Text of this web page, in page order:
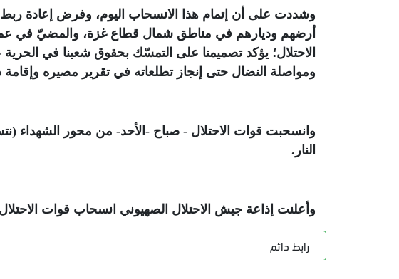
وشددت على أن إتمام هذا الانسحاب اليوم، وفرض إعادة
أرضهم وديارهم في مناطق شمال قطاع غزة، والمضيّ في
الاحتلال؛ يؤكد تصميمنا على التمسّك بحقوق شعبنا في
ومواصلة النضال حتى إنجاز تطلعاته في تقرير مصيره وإقامة
وانسحبت قوات الاحتلال - صباح -الأحد- من محور الشهداء
النار .
وأعلنت إذاعة جيش الاحتلال الصهيوني انسحاب قوات
رابط دائم